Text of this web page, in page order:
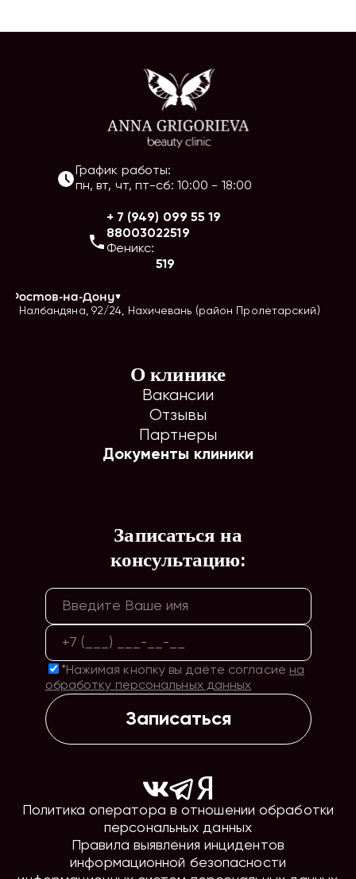
График работы:
пн, вт, чт, пт-сб: 10:00 - 18:00
+ 7 (949) 099 55 19
88003022519
Феникс:
519
Ростов-на-Дону
ул. Налбандяна, 92/24, Нахичевань (район Пролетарский)
О клинике
Вакансии
Отзывы
Партнеры
Документы клиники
Записаться на
консультацию:
*Нажимая кнопку вы даёте согласие на
обработку персональных данных
Записаться
Политика оператора в отношении обработки
персональных данных
Правила выявления инцидентов
информационной безопасности